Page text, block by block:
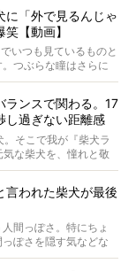
に「外で見るんじゃ
【動画】
いつも見ているものと
つぶらな瞳はさらに
にモフモフに見えま
ランスで関わる。17
し過ぎない距離感
そこで我が『柴犬ラ
な柴犬を、憧れと敬
ます。 この特集で
犬と暮らすうえで大切
ていただきます。今
うくん。小さい頃か
てきたということで
言われた柴犬が最後
間っぽさ。特にちょ
ぽさを隠す気などな
本当は、中身は人間